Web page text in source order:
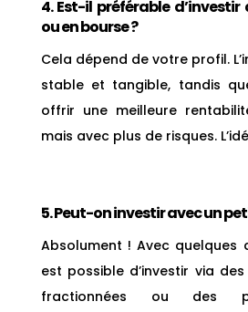
4. Est-il préférable d’investir
ou en bourse ?
Cela dépend de votre profil.
stable et tangible, tandis
offrir une meilleure
mais avec plus de risques.
5. Peut-on investir avec un
Absolument ! Avec quelques
est possible d’investir via
fractionnées ou des